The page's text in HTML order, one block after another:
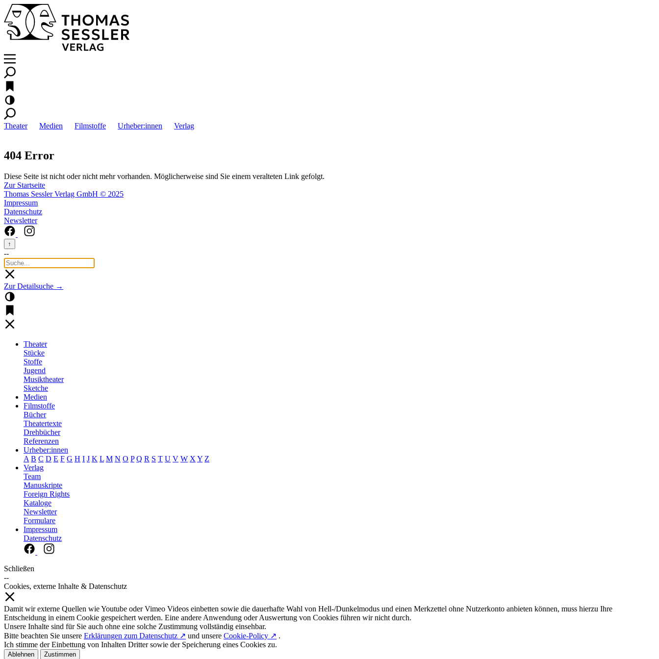
Theater Medien Filmstoffe Urheber:innen Verlag
404 Error
Diese Seite ist nicht oder nicht mehr vorhanden. Möglicherweise sind Sie einem veralteten Link gefolgt.
Zur Startseite
Thomas Sessler Verlag GmbH © 2025
Impressum
Datenschutz
Newsletter
↑
--
Zur Detailsuche →
Theater
Stücke
Stoffe
Jugend
Musiktheater
Sketche
Medien
Filmstoffe
Bücher
Theatertexte
Drehbücher
Referenzen
Urheber:innen
A B C D E F G H I J K L M N O P Q R S T U V W X Y Z
Verlag
Team
Manuskripte
Foreign Rights
Kataloge
Newsletter
Formulare
Impressum
Datenschutz
Schließen
--
Cookies, externe Inhalte & Datenschutz
Damit wir externe Quellen wie Youtube oder Vimeo Videos einbetten sowie die dauerhafte Wahl von Hell-/Dunkelmodus und einen Merkzettel ohne Nutzerkonto anbieten können, muss hierzu Ihre
Entscheidung in einem Cookie gespeichert werden. Eine andere Anwendung oder Auswertung von Cookies führen wir nicht durch.
Unsere Inhalte sind für Sie auch ohne eine solche Zustimmung vollständig einsehbar.
Bitte beachten Sie unsere Erklärungen zum Datenschutz ↗ und unsere Cookie-Policy ↗ .
Ich stimme der Einbettung von Inhalten Dritter sowie der Speicherung eines Cookies zu.
Ablehnen Zustimmen